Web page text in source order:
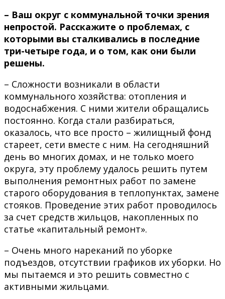
– Ваш округ с коммунальной точки зрения
непростой. Расскажите о проблемах, с
которыми вы сталкивались в последние
три-четыре года, и о том, как они были
решены.
– Сложности возникали в области
коммунального хозяйства: отопления и
водоснабжения. С ними жители обращались
постоянно. Когда стали разбираться,
оказалось, что все просто – жилищный фонд
стареет, сети вместе с ним. На сегодняшний
день во многих домах, и не только моего
округа, эту проблему удалось решить путем
выполнения ремонтных работ по замене
старого оборудования в теплопунктах, замене
стояков. Проведение этих работ проводилось
за счет средств жильцов, накопленных по
статье «капитальный ремонт».
– Очень много нареканий по уборке
подъездов, отсутствии графиков их уборки. Но
мы пытаемся и это решить совместно с
активными жильцами.